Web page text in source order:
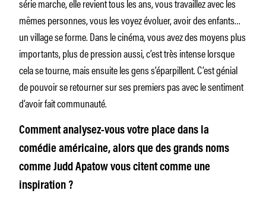
mêmes personnes, vous les voyez évoluer, avoir des enfants…
un village se forme. Dans le cinéma, vous avez des moyens plus
importants, plus de pression aussi, c’est très intense lorsque
cela se tourne, mais ensuite les gens s’éparpillent. C’est génial
de pouvoir se retourner sur ses premiers pas avec le sentiment
d’avoir fait communauté.
Comment analysez-vous votre place dans la
comédie américaine, alors que des grands noms
comme Judd Apatow vous citent comme une
inspiration ?